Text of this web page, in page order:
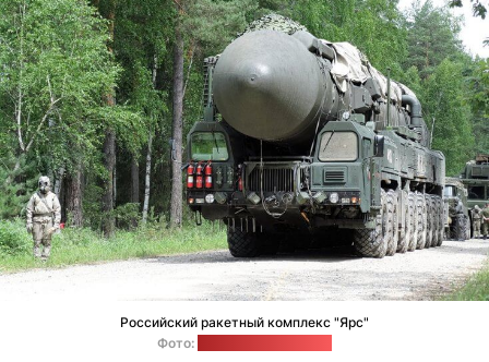
Российский ракетный комплекс "Ярс"
Фото: